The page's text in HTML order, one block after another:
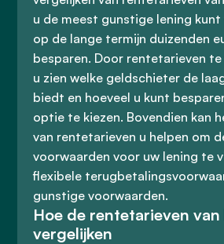
u de meest gunstige lening kunt
op de lange termijn duizenden
besparen. Door rentetarieven
u zien welke geldschieter de
biedt en hoeveel u kunt
optie te kiezen. Bovendien kan
van rentetarieven u helpen om
voorwaarden voor uw lening te
flexibele
gunstige voorwaarden.
Hoe de rentetarieven
vergelijken